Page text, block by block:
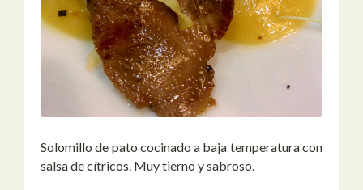
Solomillo de pato cocinado a baja temperatura con
salsa de cítricos. Muy tierno y sabroso.